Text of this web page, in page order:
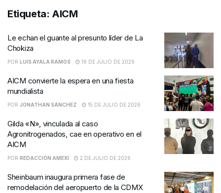
Etiqueta: AICM
Le echan el guante al presunto líder de La
Chokiza
POR LUIS AYALA RAMOS 16 DE JULIO DE 2026
AICM convierte la espera en una fiesta
mundialista
POR JONATHAN SÁNCHEZ 15 DE JULIO DE 2026
Gilda «N», vinculada al caso
Agronitrogenados, cae en operativo en el
AICM
POR REDACCIÓN AMEXI 2 DE JULIO DE 2026
Sheinbaum inaugura primera fase de
remodelación del aeropuerto de la CDMX